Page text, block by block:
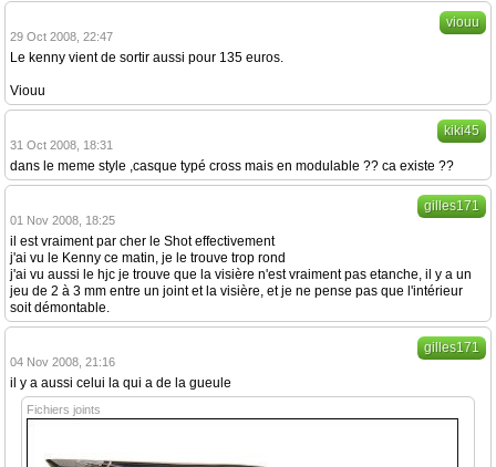
viouu
29 Oct 2008, 22:47
Le kenny vient de sortir aussi pour 135 euros.
Viouu
kiki45
31 Oct 2008, 18:31
dans le meme style ,casque typé cross mais en modulable ?? ca existe ??
gilles171
01 Nov 2008, 18:25
il est vraiment par cher le Shot effectivement
j'ai vu le Kenny ce matin, je le trouve trop rond
j'ai vu aussi le hjc je trouve que la visière n'est vraiment pas etanche, il y a un
jeu de 2 à 3 mm entre un joint et la visière, et je ne pense pas que l'intérieur
soit démontable.
gilles171
04 Nov 2008, 21:16
il y a aussi celui la qui a de la gueule
Fichiers joints